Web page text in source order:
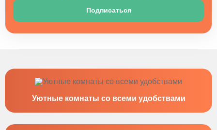
Подписаться
Уютные комнаты со всеми удобствами